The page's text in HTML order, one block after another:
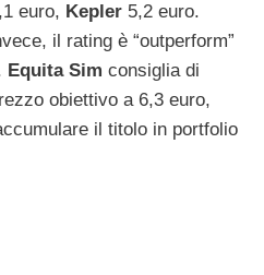
euro, Kepler 5,2 euro.
il rating è “outperform”
Equita Sim consiglia di
obiettivo a 6,3 euro,
il titolo in portfolio